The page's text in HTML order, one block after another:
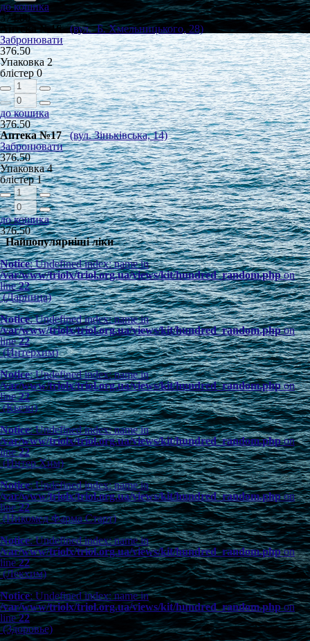
до кошика
374.80
Аптека №16
(вул. Б. Хмельницького, 28)
Забронювати
376.50
Упаковка2
блістер0
до кошика
376.50
Аптека №17
(вул. Зіньківська, 14)
Забронювати
376.50
Упаковка4
блістер1
до кошика
376.50
Найпопулярніші ліки
Notice: Undefined index: name in
/var/www/triolx/triol.org.ua/views/kit/hundred_random.phpon
line22
(Дарница)
Notice: Undefined index: name in
/var/www/triolx/triol.org.ua/views/kit/hundred_random.phpon
line22
(Интерхим)
Notice: Undefined index: name in
/var/www/triolx/triol.org.ua/views/kit/hundred_random.phpon
line22
(Кьези)
Notice: Undefined index: name in
/var/www/triolx/triol.org.ua/views/kit/hundred_random.phpon
line22
(Интер Хим)
Notice: Undefined index: name in
/var/www/triolx/triol.org.ua/views/kit/hundred_random.phpon
line22
(Никомед Фарма Старт)
Notice: Undefined index: name in
/var/www/triolx/triol.org.ua/views/kit/hundred_random.phpon
line22
(Лекхим)
Notice: Undefined index: name in
/var/www/triolx/triol.org.ua/views/kit/hundred_random.phpon
line22
(Здоровье)